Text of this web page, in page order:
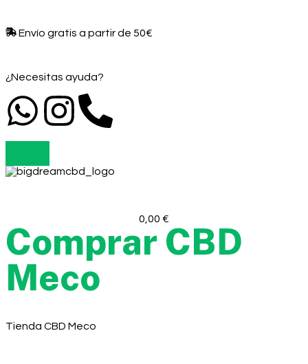
Envío gratis a partir de 50€​
¿Necesitas ayuda?
0,00 €
Comprar CBD
Meco
Tienda CBD Meco